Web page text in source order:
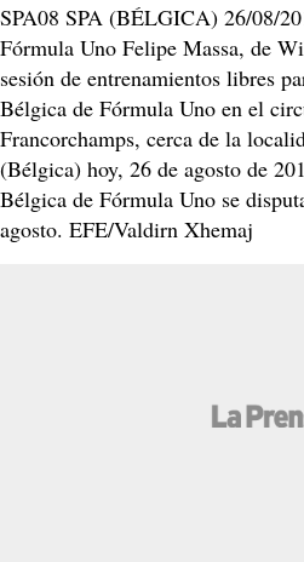
SPA08 SPA (BÉLGICA) 26/08/
Fórmula Uno Felipe Massa, de
sesión de entrenamientos libres
Bélgica de Fórmula Uno en el
Francorchamps, cerca de la
(Bélgica) hoy, 26 de agosto de
Bélgica de Fórmula Uno se
agosto. EFE/Valdirn Xhemaj